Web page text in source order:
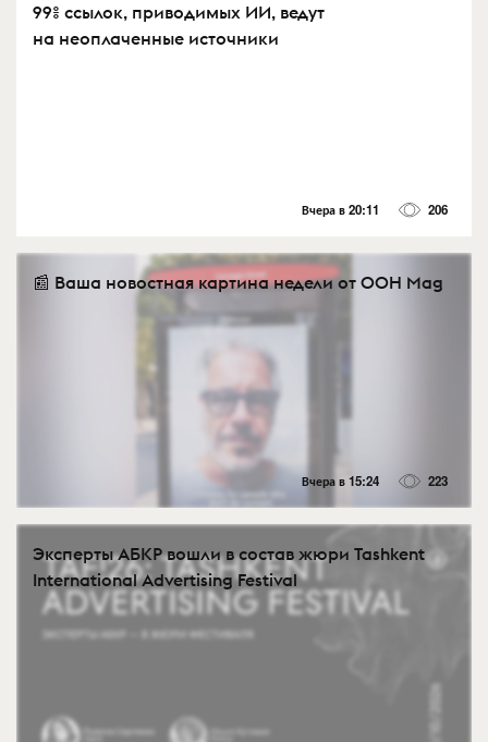
99% ссылок, приводимых ИИ, ведут
на неоплаченные источники
Вчера в 20:11 206
📰 Ваша новостная картина недели от OOH Mag
Вчера в 15:24 223
Эксперты АБКР вошли в состав жюри Tashkent
International Advertising Festival